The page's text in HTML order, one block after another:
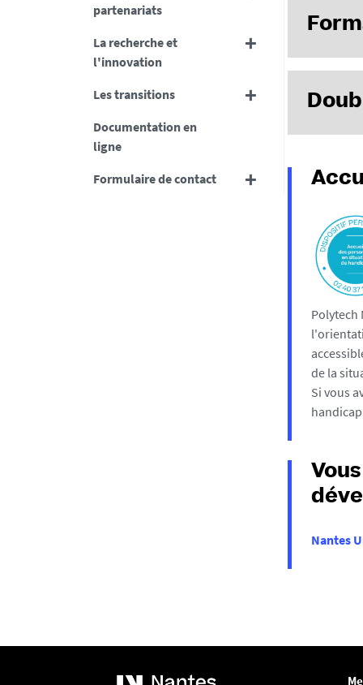
partenariats
La recherche et
l'innovation
Les transitions
Documentation en
ligne
Formulaire de contact
Polytech
En
pleine
société,
stratégies
Des
ingénieur
En
Polytech
de la
Si vous
Nantes